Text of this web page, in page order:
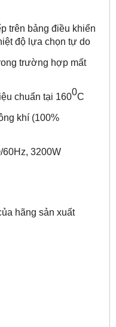
trên bảng điều khiển
độ lựa chọn tự do
trường hợp mất
chuẩn tại 1600C
khí (100%
3200W
hãng sản xuất